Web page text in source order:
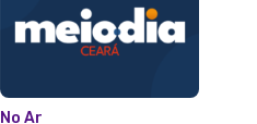
No Ar